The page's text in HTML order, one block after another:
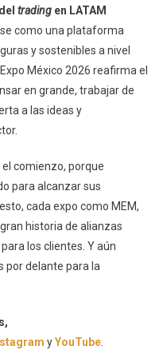
trading en LATAM
como una plataforma
y sostenibles a nivel
México 2026 reafirma el
en grande, trabajar de
a las ideas y
comienzo, porque
para alcanzar sus
cada expo como MEM,
historia de alianzas
los clientes. Y aún
por delante para la
yYouTube.